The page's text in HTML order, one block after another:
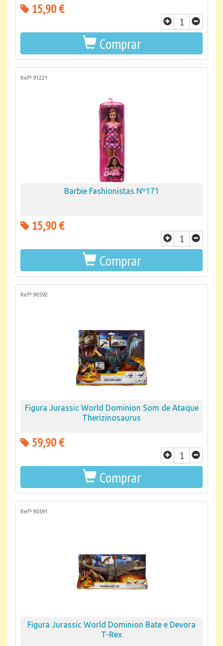
15,90 €
Comprar
Refª 91221
Barbie Fashionistas Nº171
15,90 €
Comprar
Refª 90592
Figura Jurassic World Dominion Som de Ataque
Therizinosaurus
59,90 €
Comprar
Refª 90591
Figura Jurassic World Dominion Bate e Devora
T-Rex